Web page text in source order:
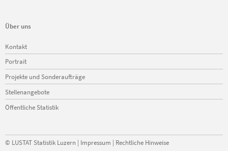
Über uns
überspringen
Kontakt
Portrait
Projekte und Sonderaufträge
Stellenangebote
Öffentliche Statistik
© LUSTAT Statistik Luzern | Impressum | Rechtliche Hinweise